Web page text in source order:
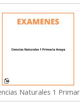
Naturales 1